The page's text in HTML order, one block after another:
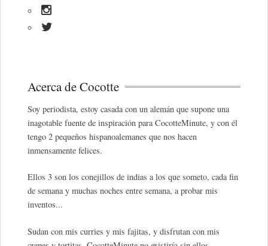
Acerca de Cocotte
Soy periodista, estoy casada con un alemán que supone una
inagotable fuente de inspiración para CocotteMinute, y con él
tengo 2 pequeños hispanoalemanes que nos hacen
inmensamente felices.
Ellos 3 son los conejillos de indias a los que someto, cada fin
de semana y muchas noches entre semana, a probar mis
inventos...
Sudan con mis curries y mis fajitas, y disfrutan con mis